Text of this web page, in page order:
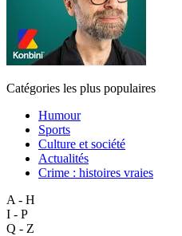
Catégories les plus populaires
Humour
Sports
Culture et société
Actualités
Crime : histoires vraies
A - H
I - P
Q - Z